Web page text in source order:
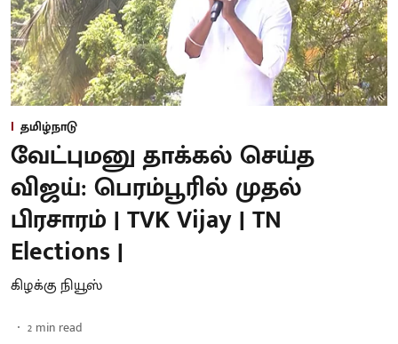
தமிழ்நாடு
வேட்புமனு தாக்கல் செய்த
விஜய்: பெரம்பூரில் முதல்
பிரசாரம் | TVK Vijay | TN
Elections |
கிழக்கு நியூஸ்
2 min read